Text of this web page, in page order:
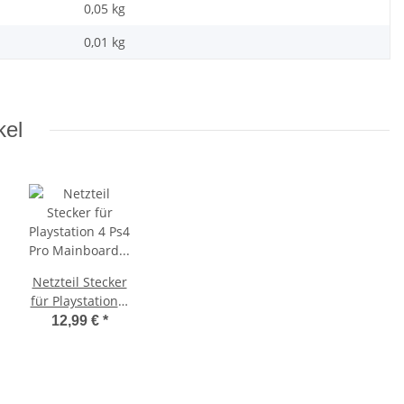
0,05 kg
0,01 kg
Netzteil Stecker
für Playstation 4
Ps4 Pro
12,99 € *